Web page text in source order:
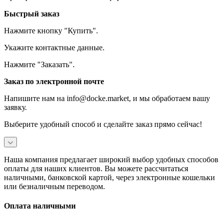
Быстрый заказ
Нажмите кнопку "Купить".
Укажите контактные данные.
Нажмите "Заказать".
Заказ по электронной почте
Напишите нам на info@docke.market, и мы обработаем вашу
заявку.
Выберите удобный способ и сделайте заказ прямо сейчас!
Наша компания предлагает широкий выбор удобных способов
оплаты для наших клиентов. Вы можете рассчитаться
наличными, банковской картой, через электронные кошельки
или безналичным переводом.
Оплата наличными